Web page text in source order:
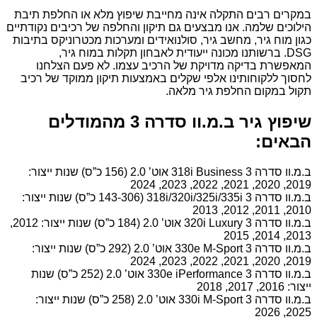
במקרים רבים התקלה אינה מחייבת שיפוץ מלא או החלפת תיבת
הילוכים שלמה. אנו מבצעים גם תיקון והחלפה של רכיבים נקודתיים
כגון מוח גיר, מחשב גיר, סולנואידים ומערכות מכטרוניקס בתיבות
DSG. ברשותנו מכונה ייעודית לאבחון תקלות במוח גיר,
המאפשרת בדיקה מדויקת של הרכיב עצמו. לא פעם הצלחנו
לחסוך ללקוחותינו אלפי שקלים באמצעות תיקון ממוקד של רכיב
תקול במקום החלפת גיר מלאה.
שיפוץ גיר ב.מ.וו סדרה 3 מהמודלים
הבאים:
ב.מ.וו סדרה 3 318i Business אוט’ 2.0 (156 כ”ס) שנות ייצור:
2019, 2020, 2021, 2022, 2023, 2024
ב.מ.וו סדרה 3 318i/320i/325i/335i (143-306 כ”ס) שנות ייצור:
2010, 2011, 2012, 2013
ב.מ.וו סדרה 3 320i Luxury אוט’ 2.0 (184 כ”ס) שנות ייצור: 2012,
2013, 2014, 2015
ב.מ.וו סדרה 3 330e M-Sport אוט’ 2.0 (292 כ”ס) שנות ייצור:
2019, 2020, 2021, 2022, 2023, 2024
ב.מ.וו סדרה 3 330e iPerformance אוט’ 2.0 (252 כ”ס) שנות
ייצור: 2016, 2017, 2018
ב.מ.וו סדרה 3 330i M-Sport אוט’ 2.0 (258 כ”ס) שנות ייצור:
2025, 2026